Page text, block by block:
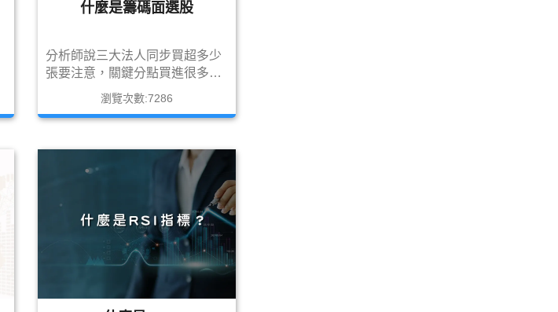
什麼是籌碼面選股
分析師說三大法人同步買超多少
張要注意，關鍵分點買進很多持
股，投本比高投信認養股…等，
這些都是市場很常聽到選股方
法，今天筆者就來介紹這個很多
瀏覽次數:7286